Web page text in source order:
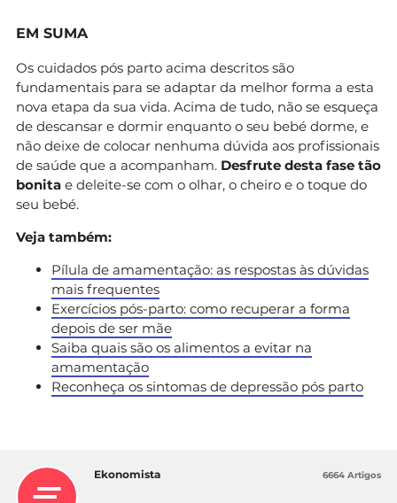
EM SUMA
Os cuidados pós parto acima descritos são
fundamentais para se adaptar da melhor forma a esta
nova etapa da sua vida. Acima de tudo, não se esqueça
de descansar e dormir enquanto o seu bebé dorme, e
não deixe de colocar nenhuma dúvida aos profissionais
de saúde que a acompanham. Desfrute desta fase tão
bonita e deleite-se com o olhar, o cheiro e o toque do
seu bebé.
Veja também:
Pílula de amamentação: as respostas às dúvidas
mais frequentes
Exercícios pós-parto: como recuperar a forma
depois de ser mãe
Saiba quais são os alimentos a evitar na
amamentação
Reconheça os sintomas de depressão pós parto
Ekonomista 6664 Artigos